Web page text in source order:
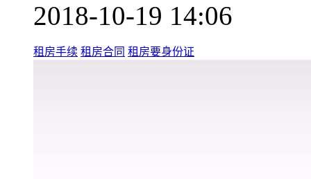
2018-10-19 14:06
租房手续 租房合同 租房要身份证